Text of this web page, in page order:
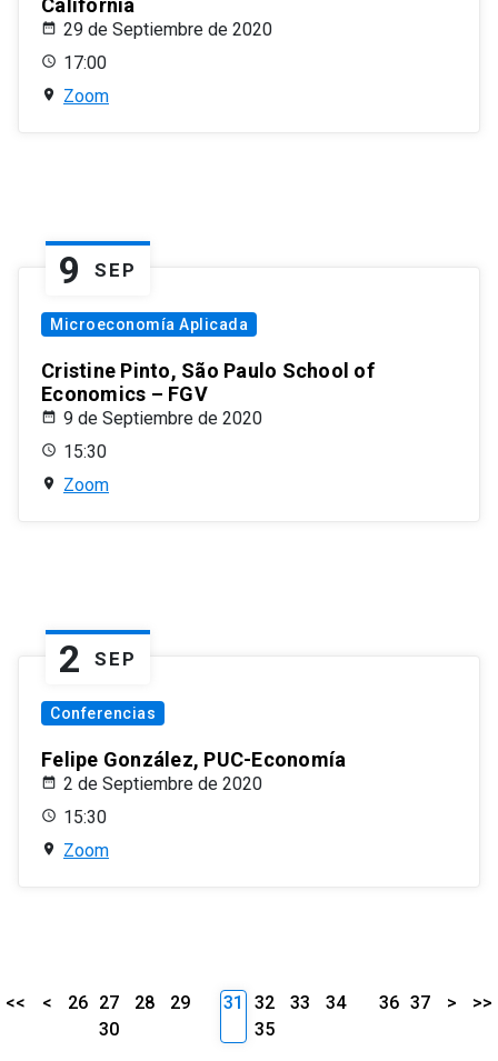
California
29 de Septiembre de 2020
17:00
Zoom
9 SEP
Microeconomía Aplicada
Cristine Pinto, São Paulo School of
Economics – FGV
9 de Septiembre de 2020
15:30
Zoom
2 SEP
Conferencias
Felipe González, PUC-Economía
2 de Septiembre de 2020
15:30
Zoom
<< < 26 27 28
29
30
31 32 33
34
35
36 37 > >>